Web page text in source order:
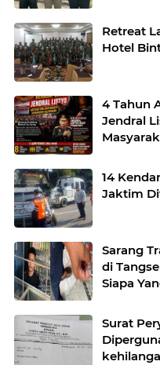
Retreat
Hotel
4 Tahun
Jendral
14
Jaktim
Sarang
di
Siapa
Surat